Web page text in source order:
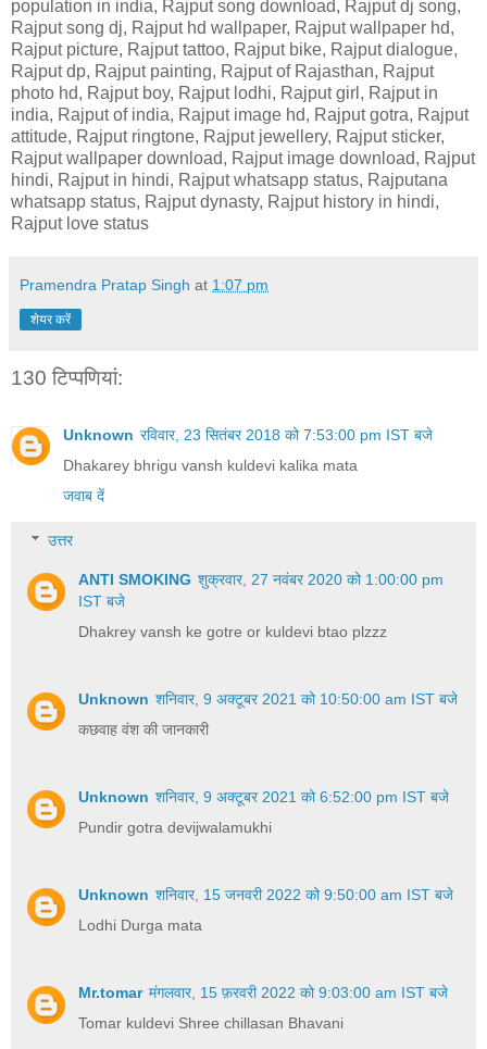
population in india, Rajput song download, Rajput dj song,
Rajput song dj, Rajput hd wallpaper, Rajput wallpaper hd,
Rajput picture, Rajput tattoo, Rajput bike, Rajput dialogue,
Rajput dp, Rajput painting, Rajput of Rajasthan, Rajput
photo hd, Rajput boy, Rajput lodhi, Rajput girl, Rajput in
india, Rajput of india, Rajput image hd, Rajput gotra, Rajput
attitude, Rajput ringtone, Rajput jewellery, Rajput sticker,
Rajput wallpaper download, Rajput image download, Rajput
hindi, Rajput in hindi, Rajput whatsapp status, Rajputana
whatsapp status, Rajput dynasty, Rajput history in hindi,
Rajput love status
Pramendra Pratap Singh at 1:07 pm
शेयर करें
130 टिप्‍पणियां:
Unknown रविवार, 23 सितंबर 2018 को 7:53:00 pm IST बजे
Dhakarey bhrigu vansh kuldevi kalika mata
जवाब दें
उत्तर
ANTI SMOKING शुक्रवार, 27 नवंबर 2020 को 1:00:00 pm
IST बजे
Dhakrey vansh ke gotre or kuldevi btao plzzz
Unknown शनिवार, 9 अक्टूबर 2021 को 10:50:00 am IST बजे
कछवाह वंश की जानकारी
Unknown शनिवार, 9 अक्टूबर 2021 को 6:52:00 pm IST बजे
Pundir gotra devijwalamukhi
Unknown शनिवार, 15 जनवरी 2022 को 9:50:00 am IST बजे
Lodhi Durga mata
Mr.tomar मंगलवार, 15 फ़रवरी 2022 को 9:03:00 am IST बजे
Tomar kuldevi Shree chillasan Bhavani